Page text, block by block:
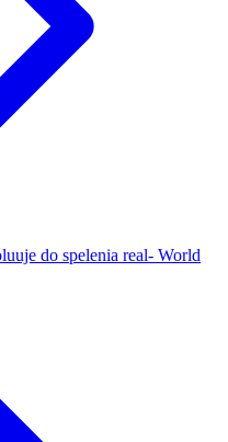
do spelenia real- World